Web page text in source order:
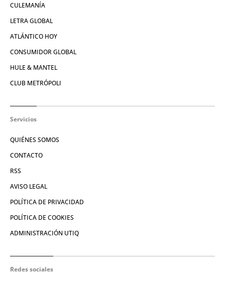
CULEMANÍA
LETRA GLOBAL
ATLÁNTICO HOY
CONSUMIDOR GLOBAL
HULE & MANTEL
CLUB METRÓPOLI
Servicios
QUIÉNES SOMOS
CONTACTO
RSS
AVISO LEGAL
POLÍTICA DE PRIVACIDAD
POLÍTICA DE COOKIES
ADMINISTRACIÓN UTIQ
Redes sociales